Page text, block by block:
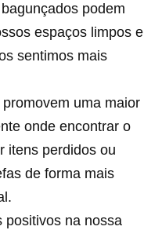
podem
espaços limpos e
sentimos mais
uma maior
onde encontrar o
itens perdidos ou
de forma mais
positivos na nossa